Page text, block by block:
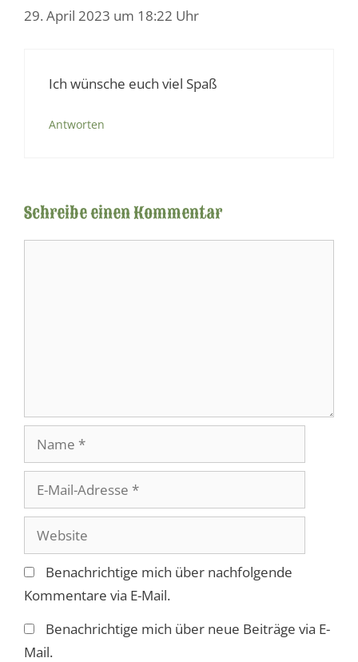
29. April 2023 um 18:22 Uhr
Ich wünsche euch viel Spaß
Antworten
Schreibe einen Kommentar
Mail-
Adresse
Benachrichtige mich über nachfolgende
Kommentare via E-Mail.
Benachrichtige mich über neue Beiträge via E-
Mail.